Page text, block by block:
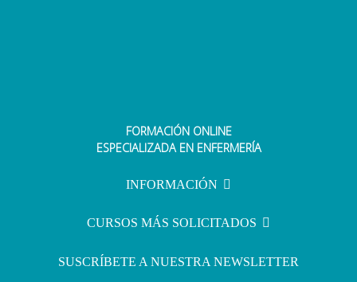
Comunidad Valenciana aprueba la
enfermeras y matronas
FORMACIÓN ONLINE
ESPECIALIZADA EN ENFERMERÍA
INFORMACIÓN
CURSOS MÁS SOLICITADOS
SUSCRÍBETE A NUESTRA NEWSLETTER